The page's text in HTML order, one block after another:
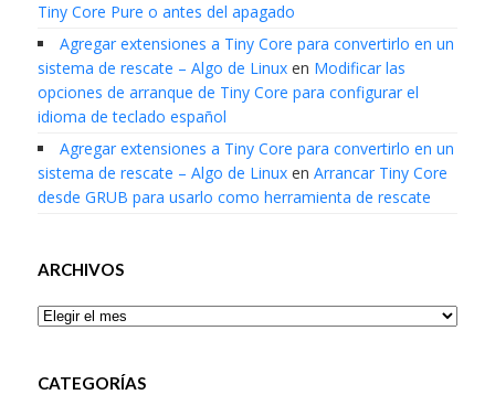
Tiny Core Pure o antes del apagado
Agregar extensiones a Tiny Core para convertirlo en un
sistema de rescate – Algo de Linuxen Modificar las
opciones de arranque de Tiny Core para configurar el
idioma de teclado español
Agregar extensiones a Tiny Core para convertirlo en un
sistema de rescate – Algo de Linuxen Arrancar Tiny Core
desde GRUB para usarlo como herramienta de rescate
ARCHIVOS
Archivos
CATEGORÍAS